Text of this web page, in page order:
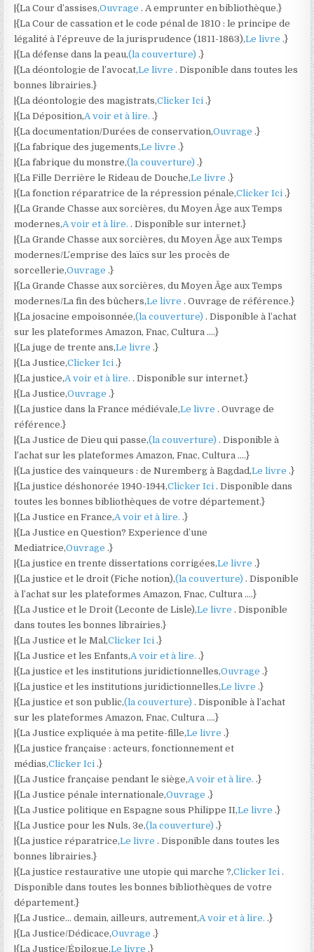
|{La Cour d’assises,Ouvrage. A emprunter en bibliothèque.}
|{La Cour de cassation et le code pénal de 1810 : le principe de
légalité à l’épreuve de la jurisprudence (1811-1863),Le livre.}
|{La défense dans la peau,(la couverture).}
|{La déontologie de l’avocat,Le livre. Disponible dans toutes les
bonnes librairies.}
|{La déontologie des magistrats,Clicker Ici.}
|{La Déposition,A voir et à lire..}
|{La documentation/Durées de conservation,Ouvrage.}
|{La fabrique des jugements,Le livre.}
|{La fabrique du monstre,(la couverture).}
|{La Fille Derrière le Rideau de Douche,Le livre.}
|{La fonction réparatrice de la répression pénale,Clicker Ici.}
|{La Grande Chasse aux sorcières, du Moyen Âge aux Temps
modernes,A voir et à lire.. Disponible sur internet.}
|{La Grande Chasse aux sorcières, du Moyen Âge aux Temps
modernes/L’emprise des laïcs sur les procès de
sorcellerie,Ouvrage.}
|{La Grande Chasse aux sorcières, du Moyen Âge aux Temps
modernes/La fin des bûchers,Le livre. Ouvrage de référence.}
|{La josacine empoisonnée,(la couverture). Disponible à l’achat
sur les plateformes Amazon, Fnac, Cultura ….}
|{La juge de trente ans,Le livre.}
|{La Justice,Clicker Ici.}
|{La justice,A voir et à lire.. Disponible sur internet.}
|{La Justice,Ouvrage.}
|{La justice dans la France médiévale,Le livre. Ouvrage de
référence.}
|{La Justice de Dieu qui passe,(la couverture). Disponible à
l’achat sur les plateformes Amazon, Fnac, Cultura ….}
|{La justice des vainqueurs : de Nuremberg à Bagdad,Le livre.}
|{La justice déshonorée 1940-1944,Clicker Ici. Disponible dans
toutes les bonnes bibliothèques de votre département.}
|{La Justice en France,A voir et à lire..}
|{La Justice en Question? Experience d’une
Mediatrice,Ouvrage.}
|{La justice en trente dissertations corrigées,Le livre.}
|{La justice et le droit (Fiche notion),(la couverture). Disponible
à l’achat sur les plateformes Amazon, Fnac, Cultura ….}
|{La Justice et le Droit (Leconte de Lisle),Le livre. Disponible
dans toutes les bonnes librairies.}
|{La Justice et le Mal,Clicker Ici.}
|{La Justice et les Enfants,A voir et à lire..}
|{La justice et les institutions juridictionnelles,Ouvrage.}
|{La justice et les institutions juridictionnelles,Le livre.}
|{La justice et son public,(la couverture). Disponible à l’achat
sur les plateformes Amazon, Fnac, Cultura ….}
|{La Justice expliquée à ma petite-fille,Le livre.}
|{La justice française : acteurs, fonctionnement et
médias,Clicker Ici.}
|{La Justice française pendant le siège,A voir et à lire..}
|{La Justice pénale internationale,Ouvrage.}
|{La Justice politique en Espagne sous Philippe II,Le livre.}
|{La Justice pour les Nuls, 3e,(la couverture).}
|{La justice réparatrice,Le livre. Disponible dans toutes les
bonnes librairies.}
|{La justice restaurative une utopie qui marche ?,Clicker Ici.
Disponible dans toutes les bonnes bibliothèques de votre
département.}
|{La Justice… demain, ailleurs, autrement,A voir et à lire..}
|{La Justice/Dédicace,Ouvrage.}
|{La Justice/Épilogue,Le livre.}